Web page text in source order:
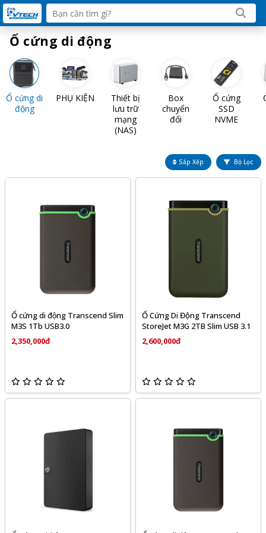
Ổ cứng di động
PHỤ KIỆN
Thiết bị
lưu trữ
mạng
(NAS)
Box
chuyển
đổi
Ổ cứng di
động
Ổ cứng
SSD
NVME
Sắp Xếp Bộ Lọc
Ổ cứng di động Transcend Slim
M3S 1Tb USB3.0
2,350,000đ
Ổ Cứng Di Động Transcend
StoreJet M3G 2TB Slim USB 3.1
2,600,000đ